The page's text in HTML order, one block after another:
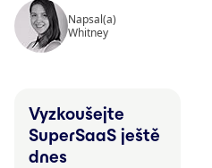
Napsal(a)
Whitney
Vyzkoušejte
SuperSaaS ještě
dnes